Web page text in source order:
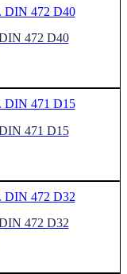
472 D40
471 D15
472 D32